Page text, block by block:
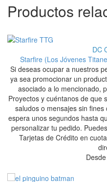
Productos
DC
Starfire (Los Jóvenes
Si deseas ocupar a nuestros
ya sea promocionar un
asociado a lo mencionado,
Proyectos y cuéntanos de que
saludos o mensajes sin
espera unos segundos hasta
personalizar tu pedido.
Tarjetas de Crédito en
Desde